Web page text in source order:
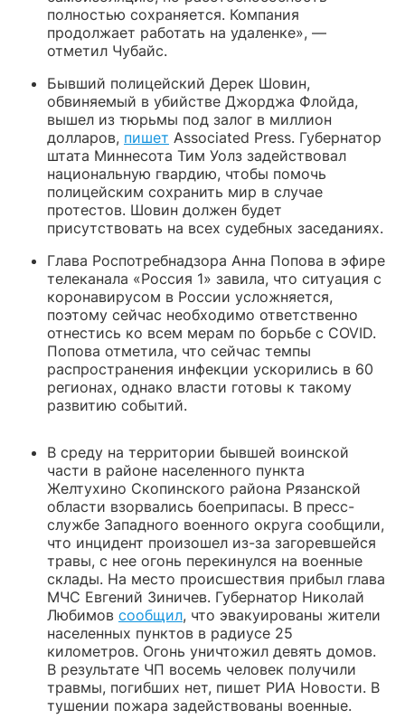
полностью сохраняется. Компания
продолжает работать на удаленке», —
отметил Чубайс.
Бывший полицейский Дерек Шовин,
обвиняемый в убийстве Джорджа Флойда,
вышел из тюрьмы под залог в миллион
долларов, пишет Associated Press. Губернатор
штата Миннесота Тим Уолз задействовал
национальную гвардию, чтобы помочь
полицейским сохранить мир в случае
протестов. Шовин должен будет
присутствовать на всех судебных заседаниях.
Глава Роспотребнадзора Анна Попова в эфире
телеканала «Россия 1» завила, что ситуация с
коронавирусом в России усложняется,
поэтому сейчас необходимо ответственно
отнестись ко всем мерам по борьбе с COVID.
Попова отметила, что сейчас темпы
распространения инфекции ускорились в 60
регионах, однако власти готовы к такому
развитию событий.
В среду на территории бывшей воинской
части в районе населенного пункта
Желтухино Скопинского района Рязанской
области взорвались боеприпасы. В пресс-
службе Западного военного округа сообщили,
что инцидент произошел из-за загоревшейся
травы, с нее огонь перекинулся на военные
склады. На место происшествия прибыл глава
МЧС Евгений Зиничев. Губернатор Николай
Любимов сообщил, что эвакуированы жители
населенных пунктов в радиусе 25
километров. Огонь уничтожил девять домов.
В результате ЧП восемь человек получили
травмы, погибших нет, пишет РИА Новости. В
тушении пожара задействованы военные.